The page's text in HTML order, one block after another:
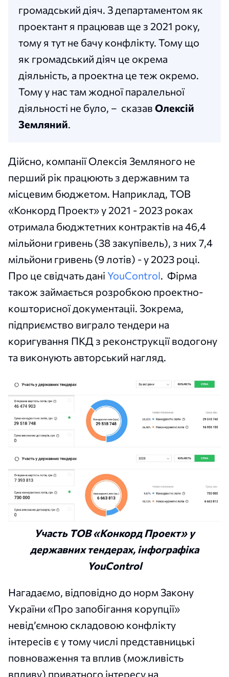
громадський діяч. З департаментом як
проектант я працював ще з 2021 року,
тому я тут не бачу конфлікту. Тому що
як громадський діяч це окрема
діяльність, а проектна це теж окремо.
Тому у нас там жодної паралельної
діяльності не було, – сказав Олексій
Земляний.
Дійсно, компанії Олексія Земляного не
перший рік працюють з державним та
місцевим бюджетом. Наприклад, ТОВ
«Конкорд Проект» у 2021 - 2023 роках
отримала бюджтетних контрактів на 46,4
мільйони гривень (38 закупівель), з них 7,4
мільйони гривень (9 лотів) - у 2023 році.
Про це свідчать дані YouControl. Фірма
також займається розробкою проектно-
кошторисної документаціі. Зокрема,
підприємство виграло тендери на
коригування ПКД з реконструкції водогону
та виконують авторський нагляд.
Участь ТОВ «Конкорд Проект» у
державних тендерах, інфографіка
YouControl
Нагадаємо, відповідно до норм Закону
України «Про запобігання корупції»
невід’ємною складовою конфлікту
інтересів є у тому числі представницькі
повноваження та вплив (можливість
впливу) приватного інтересу на